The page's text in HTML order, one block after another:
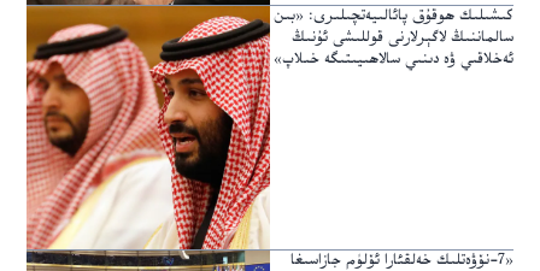
كىشىلىك ھوقۇق پائالىيەتچىلىرى: «بىن
سالماننىڭ لاگېرلارنى قوللىشى ئۇنىڭ
ئەخلاقىي ۋە دىنىي سالاھىيىتىگە خىلاپ»
«7-نۆۋەتلىك خەلقئارا ئۆلۈم جازاسىغا